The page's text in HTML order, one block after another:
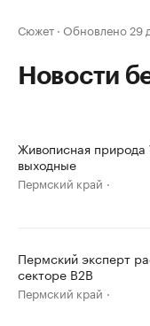
Сюжет · Обновлено 29
Новости
Живописная природа
выходные
Пермский край
Пермский эксперт
секторе B2B
Пермский край